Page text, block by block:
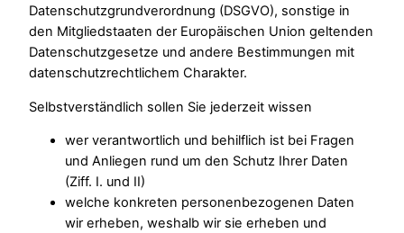
Datenschutzgrundverordnung (DSGVO), sonstige in
den Mitgliedstaaten der Europäischen Union geltenden
Datenschutzgesetze und andere Bestimmungen mit
datenschutzrechtlichem Charakter.
Selbstverständlich sollen Sie jederzeit wissen
wer verantwortlich und behilflich ist bei Fragen
und Anliegen rund um den Schutz Ihrer Daten
(Ziff. I. und II)
welche konkreten personenbezogenen Daten
wir erheben, weshalb wir sie erheben und